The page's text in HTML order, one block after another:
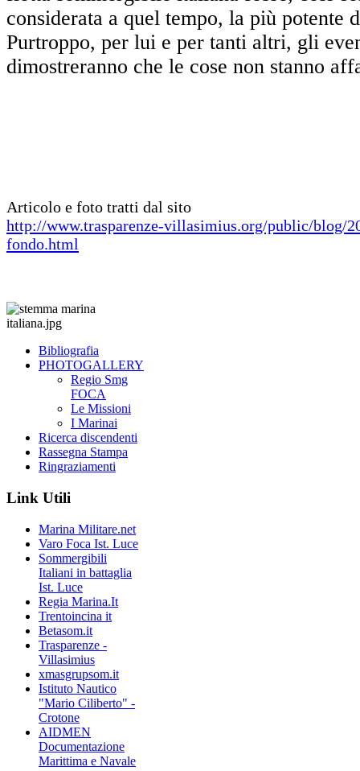
considerata a quel tempo, la più potente
Purtroppo, per lui e per tanti altri, gli
dimostreranno che le cose non stanno
Articolo e foto tratti dal sito
http://www.trasparenze-villasimius.org/public/blog/
fondo.html
Bibliografia
PHOTOGALLERY
Regio Smg
FOCA
Le Missioni
I Marinai
Ricerca discendenti
Rassegna Stampa
Ringraziamenti
Link Utili
Marina Militare.net
Varo Foca Ist. Luce
Sommergibili
Italiani in battaglia
Ist. Luce
Regia Marina.It
Trentoincina it
Betasom.it
Trasparenze -
Villasimius
xmasgrupsom.it
Istituto Nautico
"Mario Ciliberto" -
Crotone
AIDMEN
Documentazione
Marittima e Navale